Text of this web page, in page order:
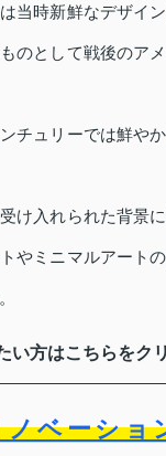
当時新鮮なデザイ
のとして戦後のア
チュリーでは鮮や
け入れられた背景
やミニマルアート
い方はこちらをク
ノベーショ